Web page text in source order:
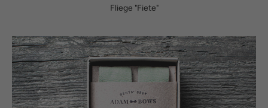
Fliege "Fiete"